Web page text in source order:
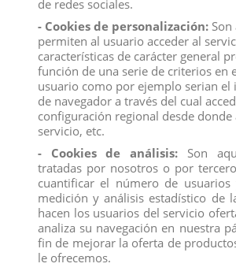
Descripción
Detalles del producto
Otra figura animal de Australia es el canguro
pocas figuras en las que CollectA muestra una
formada por padres masculinos y femeninos
canguros machos más grandes tienen una
Como muchas especies, los canguros machos a
posibles parejas. A menudo se reclinan sobre
"boxean" entre sí o saltan hacia adelante con
de redes sociales.
- Cookies de personalización:
permiten al usuario acceder al
características de carácter general
función de una serie de criterios en
usuario como por ejemplo serian el
de navegador a través del cual
configuración regional desde donde
servicio, etc.
- Cookies de análisis: Son
tratadas por nosotros o por
cuantificar el número de
medición y análisis estadístico de
hacen los usuarios del servicio
analiza su navegación en nuestra
fin de mejorar la oferta de
le ofrecemos.